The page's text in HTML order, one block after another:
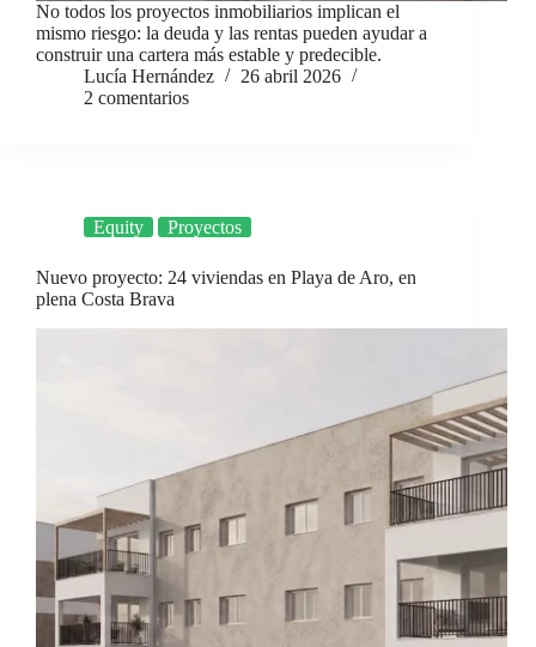
No todos los proyectos inmobiliarios implican el
mismo riesgo: la deuda y las rentas pueden ayudar a
construir una cartera más estable y predecible.
Lucía Hernández
26 abril 2026
2 comentarios
Equity Proyectos
Nuevo proyecto: 24 viviendas en Playa de Aro, en
plena Costa Brava